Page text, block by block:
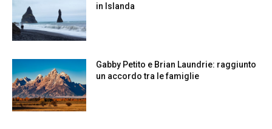
in Islanda
Gabby Petito e Brian Laundrie: raggiunto
un accordo tra le famiglie